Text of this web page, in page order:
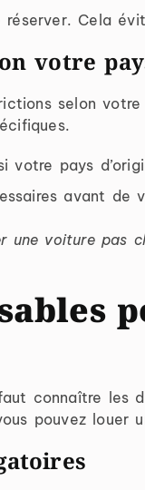
Cela
votre
selon
pays
avant de
une voiture pas
connaître les
pouvez louer